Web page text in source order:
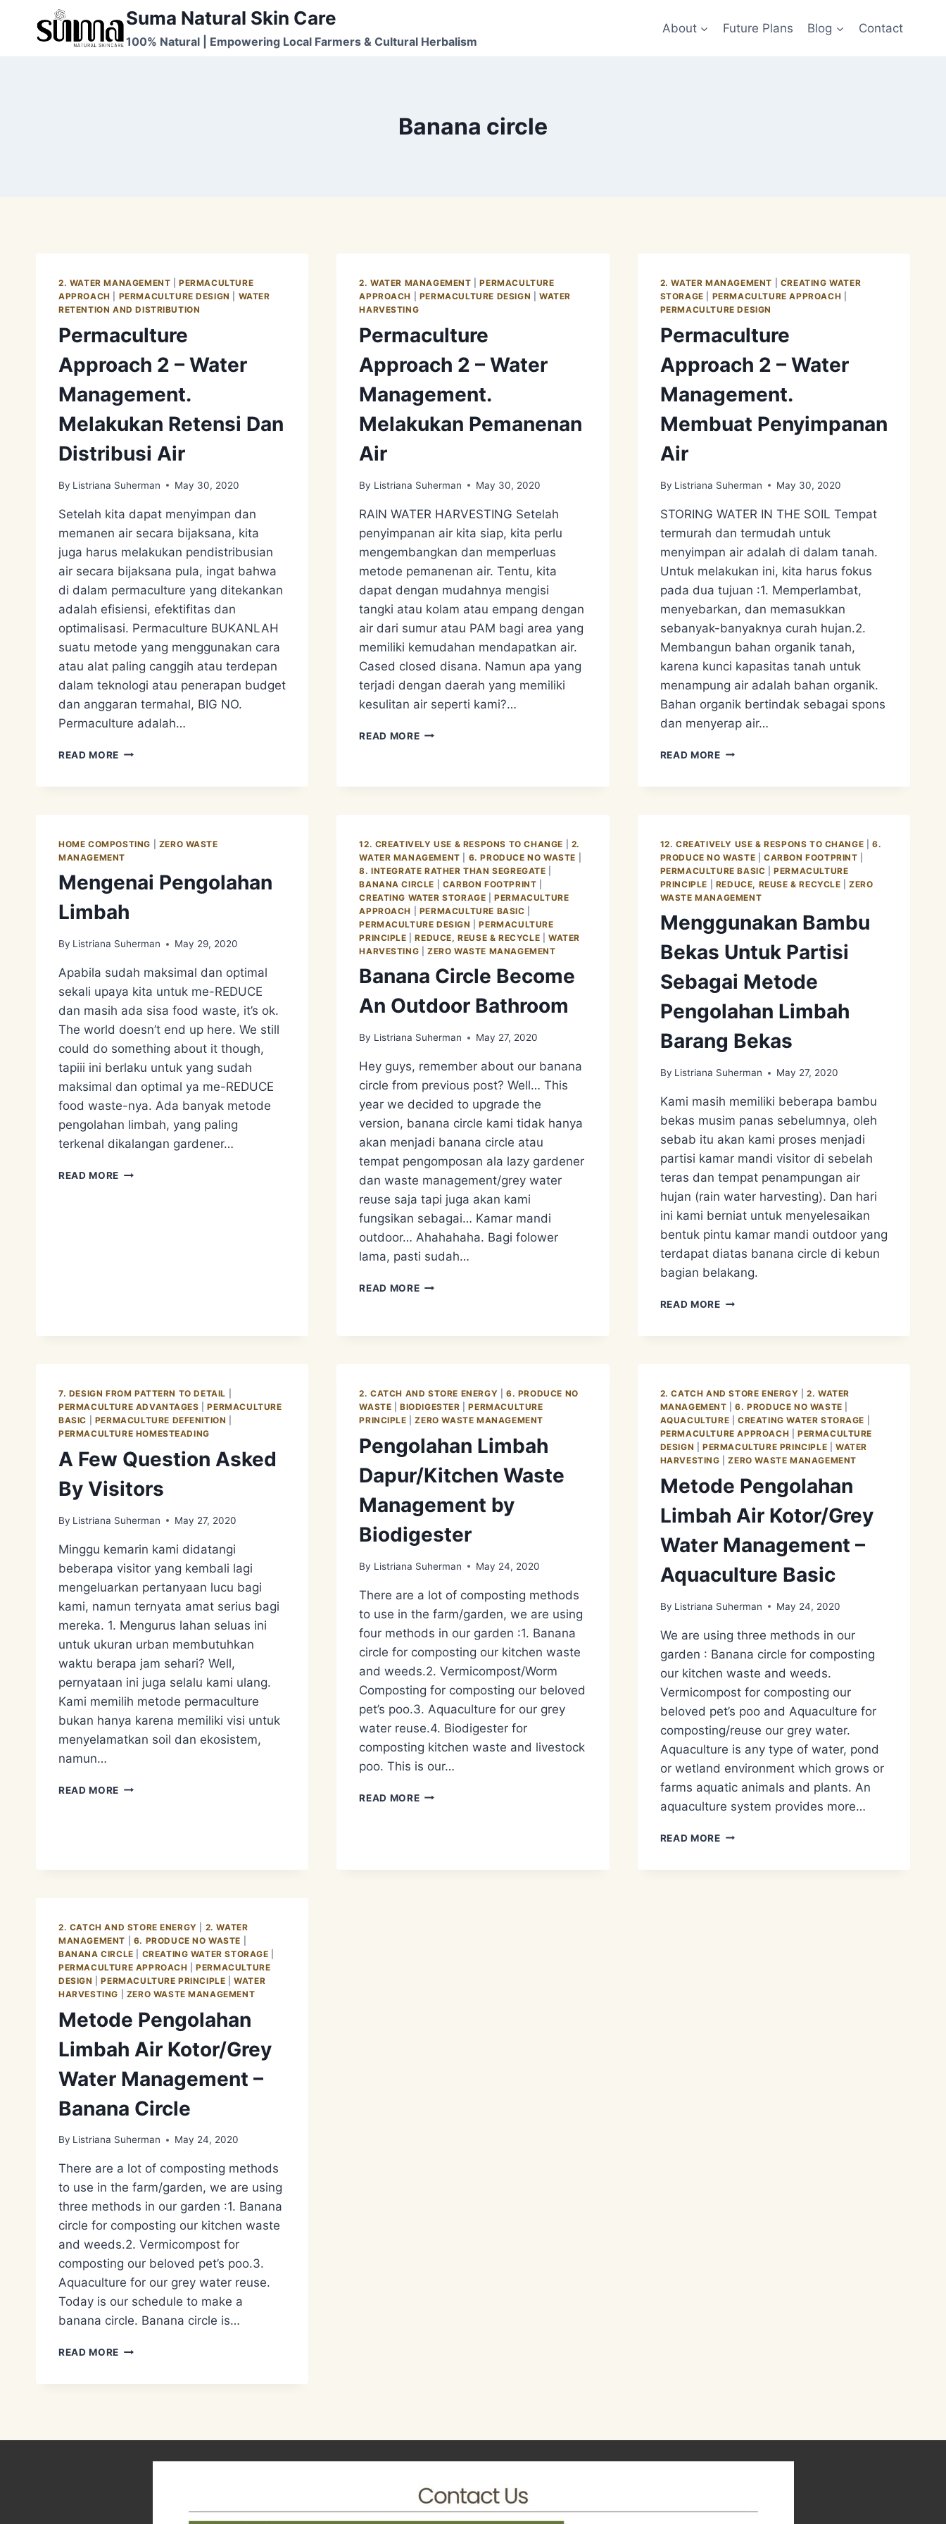
Suma Natural Skin Care
100% Natural | Empowering Local Farmers & Cultural Herbalism
About Future Plans Blog Contact
Banana circle
2. WATER MANAGEMENT |PERMACULTURE
APPROACH
PERMACULTURE DESIGN
WATER
RETENTION AND DISTRIBUTION
Permaculture
Approach 2 – Water
Management.
Melakukan Retensi Dan
Distribusi Air
By Listriana Suherman May 30, 2020
Setelah kita dapat menyimpan dan
memanen air secara bijaksana, kita
juga harus melakukan pendistribusian
air secara bijaksana pula, ingat bahwa
di dalam permaculture yang ditekankan
adalah efisiensi, efektifitas dan
optimalisasi. Permaculture BUKANLAH
suatu metode yang menggunakan cara
atau alat paling canggih atau terdepan
dalam teknologi atau penerapan budget
dan anggaran termahal, BIG NO.
Permaculture adalah…
READ MORE PERMACULTURE
MELAKUKAN
RETENSI
DISTRIBUSI
2. WATER MANAGEMENT |PERMACULTURE
APPROACH
PERMACULTURE DESIGN
WATER
HARVESTING
Permaculture
Approach 2 – Water
Management.
Melakukan Pemanenan
Air
By Listriana Suherman May 30, 2020
RAIN WATER HARVESTING Setelah
penyimpanan air kita siap, kita perlu
mengembangkan dan memperluas
metode pemanenan air. Tentu, kita
dapat dengan mudahnya mengisi
tangki atau kolam atau empang dengan
air dari sumur atau PAM bagi area yang
memiliki kemudahan mendapatkan air.
Cased closed disana. Namun apa yang
terjadi dengan daerah yang memiliki
kesulitan air seperti kami?…
READ MOREPERMACULTURE
AIR
2. WATER MANAGEMENT
CREATING WATER
STORAGE
PERMACULTURE APPROACH
PERMACULTURE DESIGN
Permaculture
Approach 2 – Water
Management.
Membuat Penyimpanan
Air
By Listriana Suherman May 30, 2020
STORING WATER IN THE SOIL Tempat
termurah dan termudah untuk
menyimpan air adalah di dalam tanah.
Untuk melakukan ini, kita harus fokus
pada dua tujuan :1. Memperlambat,
menyebarkan, dan memasukkan
sebanyak-banyaknya curah hujan.2.
Membangun bahan organik tanah,
karena kunci kapasitas tanah untuk
menampung air adalah bahan organik.
Bahan organik bertindak sebagai spons
dan menyerap air…
READ MOREPERMACULTURE
MEMBUAT
PENYIMPANAN
AIR
HOME COMPOSTING
ZERO WASTE
MANAGEMENT
Mengenai Pengolahan
Limbah
By Listriana Suherman May 29, 2020
Apabila sudah maksimal dan optimal
sekali upaya kita untuk me-REDUCE
dan masih ada sisa food waste, it’s ok.
The world doesn’t end up here. We still
could do something about it though,
tapiii ini berlaku untuk yang sudah
maksimal dan optimal ya me-REDUCE
food waste-nya. Ada banyak metode
pengolahan limbah, yang paling
terkenal dikalangan gardener…
READ MORE MENGENAI
12. CREATIVELY USE & RESPONS TO CHANGE
2.
WATER MANAGEMENT
6. PRODUCE NO WASTE
8. INTEGRATE RATHER THAN SEGREGATE
BANANA CIRCLE
CARBON FOOTPRINT
CREATING WATER STORAGE |PERMACULTURE
APPROACH
PERMACULTURE BASIC
PERMACULTURE DESIGN
|PERMACULTURE
PRINCIPLE |REDUCE, REUSE & RECYCLE
WATER
HARVESTING |ZERO WASTE MANAGEMENT
Banana Circle Become
An Outdoor Bathroom
By Listriana Suherman May 27, 2020
Hey guys, remember about our banana
circle from previous post? Well… This
year we decided to upgrade the
version, banana circle kami tidak hanya
akan menjadi banana circle atau
tempat pengomposan ala lazy gardener
dan waste management/grey water
reuse saja tapi juga akan kami
fungsikan sebagai… Kamar mandi
outdoor… Ahahahaha. Bagi folower
lama, pasti sudah…
READ MOREBANANA
12. CREATIVELY USE & RESPONS TO CHANGE |6.
PRODUCE NO WASTE
CARBON FOOTPRINT
PERMACULTURE BASIC |PERMACULTURE
PRINCIPLE
REDUCE, REUSE & RECYCLE |ZERO
WASTE MANAGEMENT
Menggunakan Bambu
Bekas Untuk Partisi
Sebagai Metode
Pengolahan Limbah
Barang Bekas
By Listriana Suherman May 27, 2020
Kami masih memiliki beberapa bambu
bekas musim panas sebelumnya, oleh
sebab itu akan kami proses menjadi
partisi kamar mandi visitor di sebelah
teras dan tempat penampungan air
hujan (rain water harvesting). Dan hari
ini kami berniat untuk menyelesaikan
bentuk pintu kamar mandi outdoor yang
terdapat diatas banana circle di kebun
bagian belakang.
READ MOREMENGGUNAKAN
METODE
PENGOLAHAN
LIMBAH
BARANG
BEKAS
7. DESIGN FROM PATTERN TO DETAIL
PERMACULTURE ADVANTAGES |PERMACULTURE
BASIC
PERMACULTURE DEFENITION
PERMACULTURE HOMESTEADING
A Few Question Asked
By Visitors
By Listriana Suherman May 27, 2020
Minggu kemarin kami didatangi
beberapa visitor yang kembali lagi
mengeluarkan pertanyaan lucu bagi
kami, namun ternyata amat serius bagi
mereka. 1. Mengurus lahan seluas ini
untuk ukuran urban membutuhkan
waktu berapa jam sehari? Well,
pernyataan ini juga selalu kami ulang.
Kami memilih metode permaculture
bukan hanya karena memiliki visi untuk
menyelamatkan soil dan ekosistem,
namun…
READ MORE A
2. CATCH AND STORE ENERGY
6. PRODUCE NO
WASTE |BIODIGESTER |PERMACULTURE
PRINCIPLE |ZERO WASTE MANAGEMENT
Pengolahan Limbah
Dapur/Kitchen Waste
Management by
Biodigester
By Listriana Suherman May 24, 2020
There are a lot of composting methods
to use in the farm/garden, we are using
four methods in our garden :1. Banana
circle for composting our kitchen waste
and weeds.2. Vermicompost/Worm
Composting for composting our beloved
pet’s poo.3. Aquaculture for our grey
water reuse.4. Biodigester for
composting kitchen waste and livestock
poo. This is our…
READ MOREPENGOLAHAN
BY
2. CATCH AND STORE ENERGY |2. WATER
MANAGEMENT |6. PRODUCE NO WASTE
AQUACULTURE
CREATING WATER STORAGE
PERMACULTURE APPROACH
PERMACULTURE
DESIGN |PERMACULTURE PRINCIPLE
WATER
HARVESTING |ZERO WASTE MANAGEMENT
Metode Pengolahan
Limbah Air Kotor/Grey
Water Management –
Aquaculture Basic
By Listriana Suherman May 24, 2020
We are using three methods in our
garden : Banana circle for composting
our kitchen waste and weeds.
Vermicompost for composting our
beloved pet’s poo and Aquaculture for
composting/reuse our grey water.
Aquaculture is any type of water, pond
or wetland environment which grows or
farms aquatic animals and plants. An
aquaculture system provides more…
READ MOREMETODE
2. CATCH AND STORE ENERGY
2. WATER
MANAGEMENT
6. PRODUCE NO WASTE
BANANA CIRCLE
CREATING WATER STORAGE
PERMACULTURE APPROACH |PERMACULTURE
DESIGN
|PERMACULTURE PRINCIPLE |WATER
HARVESTING
ZERO WASTE MANAGEMENT
Metode Pengolahan
Limbah Air Kotor/Grey
Water Management –
Banana Circle
By Listriana Suherman May 24, 2020
There are a lot of composting methods
to use in the farm/garden, we are using
three methods in our garden :1. Banana
circle for composting our kitchen waste
and weeds.2. Vermicompost for
composting our beloved pet’s poo.3.
Aquaculture for our grey water reuse.
Today is our schedule to make a
banana circle. Banana circle is…
READ MORE METODE